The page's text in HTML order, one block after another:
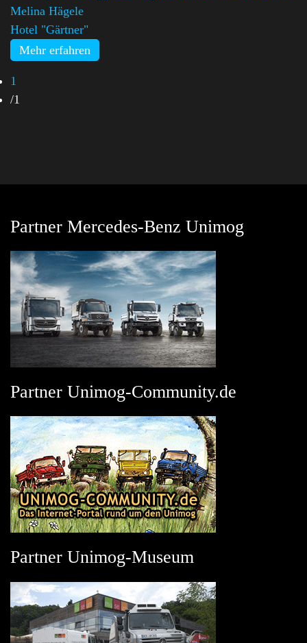
Melina Hägele
Hotel "Gärtner"
Mehr erfahren
1
/1
Partner Mercedes-Benz Unimog
Partner Unimog-Community.de
Partner Unimog-Museum